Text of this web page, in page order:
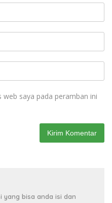
saya pada peramban ini
yang bisa anda isi dan